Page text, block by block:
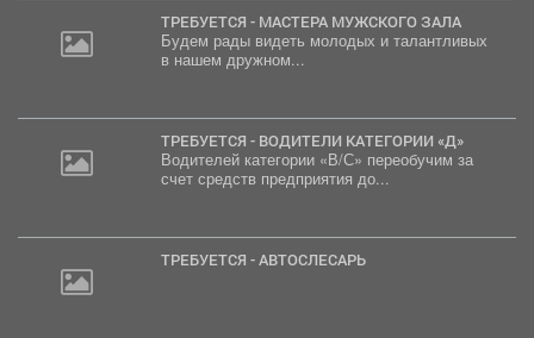
ТРЕБУЕТСЯ - МАСТЕРА МУЖСКОГО ЗАЛА
Будем рады видеть молодых и талантливых
в нашем дружном...
ТРЕБУЕТСЯ - ВОДИТЕЛИ КАТЕГОРИИ «Д»
Водителей категории «В/С» переобучим за
счет средств предприятия до...
ТРЕБУЕТСЯ - АВТОСЛЕСАРЬ